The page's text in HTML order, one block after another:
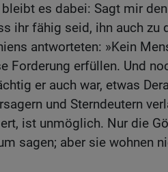
es dabei: Sagt mir
ihr fähig seid, ihn auch zu
antworteten: »Kein
Forderung erfüllen. Und
er auch war, etwas
und Sterndeutern
ist unmöglich. Nur die
sagen; aber sie wohnen